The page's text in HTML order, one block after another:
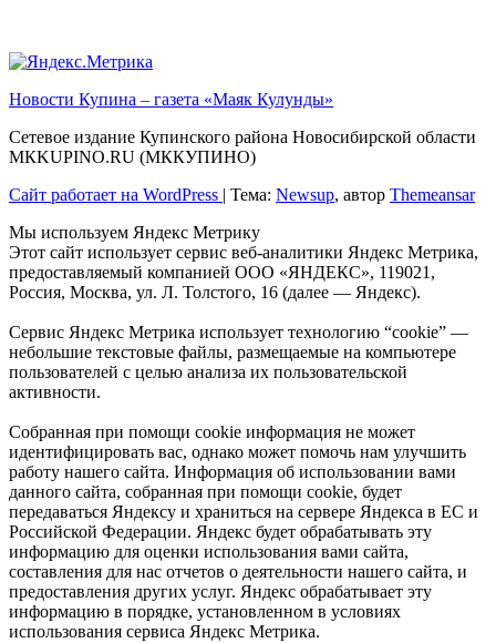
Новости Купина – газета «Маяк Кулунды»
Сетевое издание Купинского района Новосибирской области
МКKUPINO.RU (МККУПИНО)
Сайт работает на WordPress | Тема: Newsup, автор Themeansar
Мы используем Яндекс Метрику
Этот сайт использует сервис веб-аналитики Яндекс Метрика,
предоставляемый компанией ООО «ЯНДЕКС», 119021,
Россия, Москва, ул. Л. Толстого, 16 (далее — Яндекс).
Сервис Яндекс Метрика использует технологию “cookie” —
небольшие текстовые файлы, размещаемые на компьютере
пользователей с целью анализа их пользовательской
активности.
Собранная при помощи cookie информация не может
идентифицировать вас, однако может помочь нам улучшить
работу нашего сайта. Информация об использовании вами
данного сайта, собранная при помощи cookie, будет
передаваться Яндексу и храниться на сервере Яндекса в ЕС и
Российской Федерации. Яндекс будет обрабатывать эту
информацию для оценки использования вами сайта,
составления для нас отчетов о деятельности нашего сайта, и
предоставления других услуг. Яндекс обрабатывает эту
информацию в порядке, установленном в условиях
использования сервиса Яндекс Метрика.